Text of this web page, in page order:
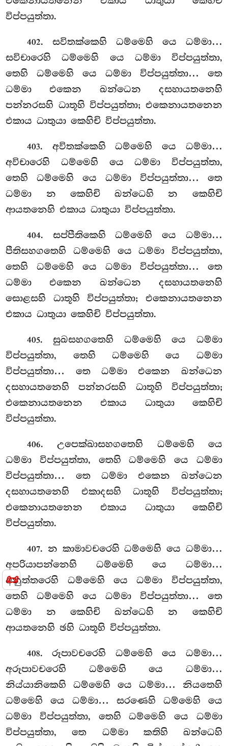
📜
විප්පයුත්තා.
402. සවිතක්කෙහි ධම්මෙහි යෙ ධම්මා…
සවිචාරෙහි ධම්මෙහි යෙ ධම්මා විප්පයුත්තා,
තෙහි ධම්මෙහි යෙ ධම්මා විප්පයුත්තා… තෙ
ධම්මා එකෙන ඛන්ධෙන දසහායතනෙහි
පන්නරසහි ධාතූහි විප්පයුත්තා; එකෙනායතනෙන
එකාය ධාතුයා කෙහිචි විප්පයුත්තා.
403. අවිතක්කෙහි ධම්මෙහි යෙ ධම්මා…
අවිචාරෙහි ධම්මෙහි යෙ ධම්මා විප්පයුත්තා,
තෙහි ධම්මෙහි යෙ ධම්මා විප්පයුත්තා… තෙ
ධම්මා න කෙහිචි ඛන්ධෙහි න කෙහිචි
ආයතනෙහි එකාය ධාතුයා විප්පයුත්තා.
404. සප්පීතිකෙහිධම්මෙහි යෙ ධම්මා…
පීතිසහගතෙහි ධම්මෙහි යෙ ධම්මා විප්පයුත්තා,
තෙහි ධම්මෙහි යෙ ධම්මා විප්පයුත්තා… තෙ
ධම්මා එකෙන ඛන්ධෙන දසහායතනෙහි
සොළසහි ධාතූහි විප්පයුත්තා; එකෙනායතනෙන
එකාය ධාතුයා කෙහිචි විප්පයුත්තා.
405. සුඛසහගතෙහි ධම්මෙහි යෙ ධම්මා
විප්පයුත්තා, තෙහි ධම්මෙහි යෙ ධම්මා
විප්පයුත්තා… තෙ ධම්මා එකෙන ඛන්ධෙන
දසහායතනෙහි පන්නරසහි ධාතූහි විප්පයුත්තා;
එකෙනායතනෙන එකාය ධාතුයා කෙහිචි
විප්පයුත්තා.
406. උපෙක්ඛාසහගතෙහි ධම්මෙහි යෙ
ධම්මා විප්පයුත්තා, තෙහි ධම්මෙහි යෙ ධම්මා
විප්පයුත්තා… තෙ ධම්මා එකෙන ඛන්ධෙන
දසහායතනෙහි එකාදසහි ධාතූහි විප්පයුත්තා;
එකෙනායතනෙන එකාය ධාතුයා කෙහිචි
විප්පයුත්තා.
407. න කාමාවචරෙහි ධම්මෙහි යෙ ධම්මා…
අපරියාපන්නෙහි ධම්මෙහි යෙ ධම්මා…
අනුත්තරෙහි ධම්මෙහි යෙ ධම්මා විප්පයුත්තා,
තෙහි ධම්මෙහි යෙ ධම්මා විප්පයුත්තා… තෙ
ධම්මා න කෙහිචි ඛන්ධෙහි න කෙහිචි
ආයතනෙහි ඡහි ධාතූහි විප්පයුත්තා.
408. රූපාවචරෙහි ධම්මෙහි යෙ ධම්මා…
අරූපාවචරෙහි ධම්මෙහි යෙ ධම්මා…
නිය්යානිකෙහි ධම්මෙහි යෙ ධම්මා… නියතෙහි
ධම්මෙහි යෙ ධම්මා… සරණෙහි ධම්මෙහි යෙ
ධම්මා විප්පයුත්තා, තෙහි ධම්මෙහි යෙ ධම්මා
විප්පයුත්තා, තෙ ධම්මා කතිහි ඛන්ධෙහි